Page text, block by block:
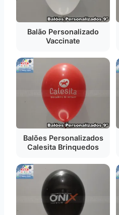
Balão Personalizado
Vaccinate
Balões Personalizados
Calesita Brinquedos